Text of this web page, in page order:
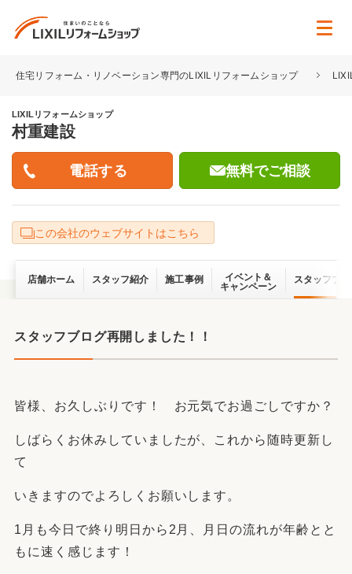
住宅リフォーム・リノベーション専門のLIXILリフォームショップ
LIXILリフォームショップ
村重建設
無料でご相談
この会社のウェブサイトはこちら
店舗ホーム スタッフ紹介 施工事例
イベント＆
キャンペーン
スタッフブ
スタッフブログ再開しました！！
皆様、お久しぶりです！ お元気でお過ごしですか？
しばらくお休みしていましたが、これから随時更新し
て
いきますのでよろしくお願いします。
1月も今日で終り明日から2月、月日の流れが年齢とと
もに速く感じます！